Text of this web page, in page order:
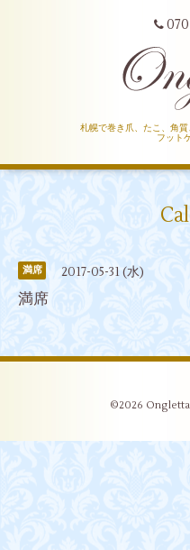
札幌で巻き爪、たこ、角
フット
満席 2017-05-31 (水)
満席
©2026 Ongletta